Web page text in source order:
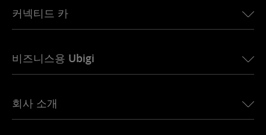
캐나다용 eSIM
아프리카용 eSIM
모든 목적지 보기
제휴 프로그램
커넥티드 카
Land Rover용 Ubigi
Jeep용 Ubigi
비즈니스용 Ubigi
요금
회사 소개